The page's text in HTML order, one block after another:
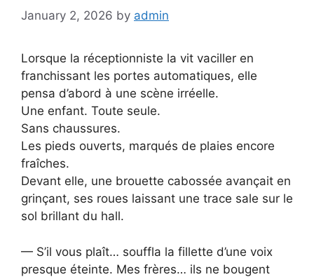
January 2, 2026 by admin
Lorsque la réceptionniste la vit vaciller en
franchissant les portes automatiques, elle
pensa d’abord à une scène irréelle.
Une enfant. Toute seule.
Sans chaussures.
Les pieds ouverts, marqués de plaies encore
fraîches.
Devant elle, une brouette cabossée avançait en
grinçant, ses roues laissant une trace sale sur le
sol brillant du hall.
— S’il vous plaît… souffla la fillette d’une voix
presque éteinte. Mes frères… ils ne bougent